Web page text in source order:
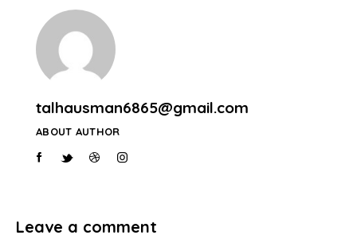
talhausman6865@gmail.com
ABOUT AUTHOR
Leave a comment